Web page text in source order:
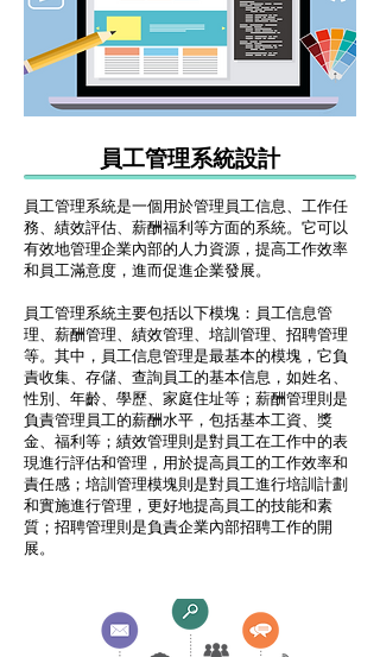
員工管理系統設計
員工管理系統是一個用於管理員工信息、工作任
務、績效評估、薪酬福利等方面的系統。它可以
有效地管理企業內部的人力資源，提高工作效率
和員工滿意度，進而促進企業發展。
員工管理系統主要包括以下模塊：員工信息管
理、薪酬管理、績效管理、培訓管理、招聘管理
等。其中，員工信息管理是最基本的模塊，它負
責收集、存儲、查詢員工的基本信息，如姓名、
性別、年齡、學歷、家庭住址等；薪酬管理則是
負責管理員工的薪酬水平，包括基本工資、獎
金、福利等；績效管理則是對員工在工作中的表
現進行評估和管理，用於提高員工的工作效率和
責任感；培訓管理模塊則是對員工進行培訓計劃
和實施進行管理，更好地提高員工的技能和素
質；招聘管理則是負責企業內部招聘工作的開
展。